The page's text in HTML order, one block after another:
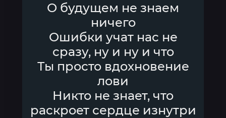
О будущем не знаем
ничего
Ошибки учат нас не
сразу, ну и ну и что
Ты просто вдохновение
лови
Никто не знает, что
раскроет сердце изнутри